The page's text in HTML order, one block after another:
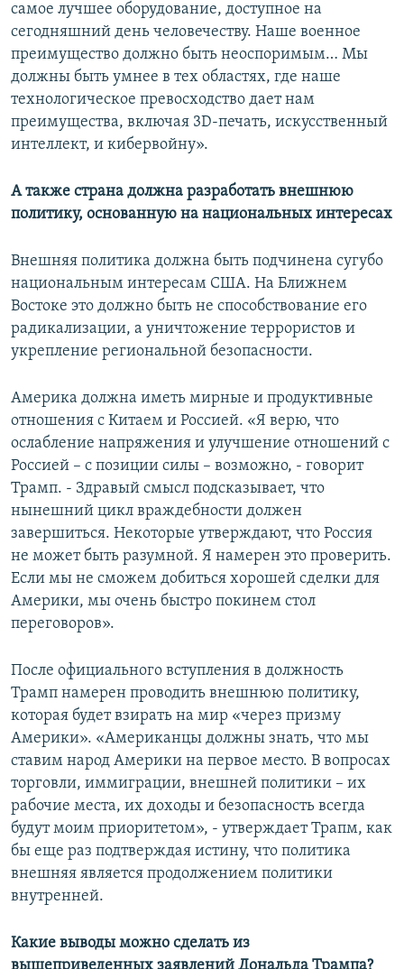
самое лучшее оборудование, доступное на
сегодняшний день человечеству. Наше военное
преимущество должно быть неоспоримым… Мы
должны быть умнее в тех областях, где наше
технологическое превосходство дает нам
преимущества, включая 3D-печать, искусственный
интеллект, и кибервойну».
А также страна должна разработать внешнюю
политику, основанную на национальных интересах
Внешняя политика должна быть подчинена сугубо
национальным интересам США. На Ближнем
Востоке это должно быть не способствование его
радикализации, а уничтожение террористов и
укрепление региональной безопасности.
Америка должна иметь мирные и продуктивные
отношения с Китаем и Россией. «Я верю, что
ослабление напряжения и улучшение отношений с
Россией – с позиции силы – возможно, - говорит
Трамп. - Здравый смысл подсказывает, что
нынешний цикл враждебности должен
завершиться. Некоторые утверждают, что Россия
не может быть разумной. Я намерен это проверить.
Если мы не сможем добиться хорошей сделки для
Америки, мы очень быстро покинем стол
переговоров».
После официального вступления в должность
Трамп намерен проводить внешнюю политику,
которая будет взирать на мир «через призму
Америки». «Американцы должны знать, что мы
ставим народ Америки на первое место. В вопросах
торговли, иммиграции, внешней политики – их
рабочие места, их доходы и безопасность всегда
будут моим приоритетом», - утверждает Трапм, как
бы еще раз подтверждая истину, что политика
внешняя является продолжением политики
внутренней.
Какие выводы можно сделать из